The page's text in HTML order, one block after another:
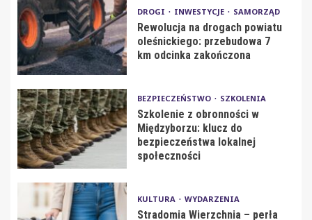
DROGI INWESTYCJE SAMORZĄD
Rewolucja na drogach powiatu
oleśnickiego: przebudowa 7
km odcinka zakończona
BEZPIECZEŃSTWO SZKOLENIA
Szkolenie z obronności w
Międzyborzu: klucz do
bezpieczeństwa lokalnej
społeczności
KULTURA WYDARZENIA
Stradomia Wierzchnia – perła